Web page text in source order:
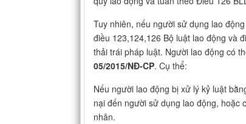
Tuy nhiên, nếu người sử dụng lao
điều 123,124,126 Bộ luật lao động và
thải trái pháp luật. Người lao động có
05/2015/NĐ-CP. Cụ thể:
Nếu người lao động bị xử lý kỷ luật
nại đến người sử dụng lao động, hoặc
nhân.